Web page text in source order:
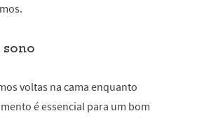
voltas na cama enquanto
é essencial para um bom